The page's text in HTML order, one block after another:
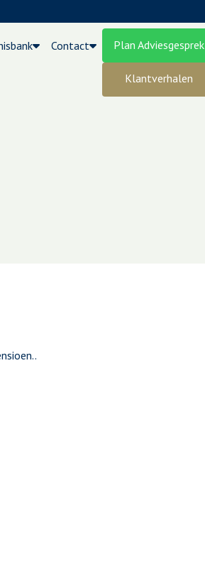
Contact Plan Adviesgesprek
Klantverhalen